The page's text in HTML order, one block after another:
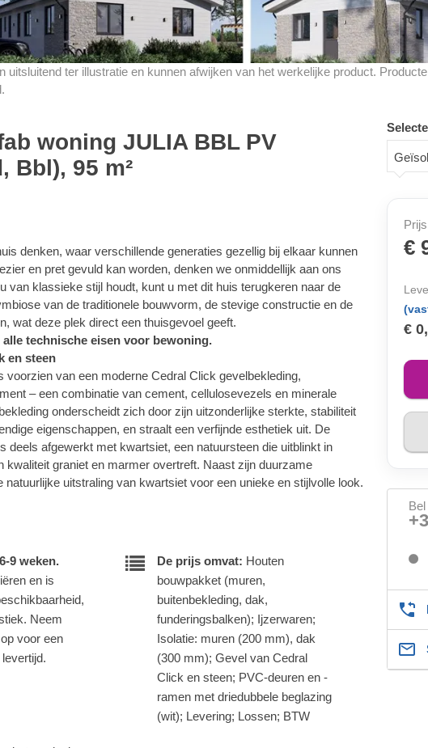
uitsluitend ter illustratie en kunnen afwijken van het werkelijke product.
woning JULIA BBL PV
Bbl), 95 m²
denken, waar verschillende generaties gezellig bij elkaar kunnen
en pret gevuld kan worden, denken we onmiddellijk aan ons
van klassieke stijl houdt, kunt u met dit huis terugkeren naar de
van de traditionele bouwvorm, de stevige constructie en de
wat deze plek direct een thuisgevoel geeft.
technische eisen voor bewoning.
en steen
voorzien van een moderne Cedral Click gevelbekleding,
– een combinatie van cement, cellulosevezels en minerale
onderscheidt zich door zijn uitzonderlijke sterkte, stabiliteit
eigenschappen, en straalt een verfijnde esthetiek uit. De
deels afgewerkt met kwartsiet, een natuursteen die uitblinkt in
kwaliteit graniet en marmer overtreft. Naast zijn duurzame
natuurlijke uitstraling van kwartsiet voor een unieke en stijlvolle look.
9 weken.
en is
Neem
voor een
De prijs omvat: Houten
bouwpakket (muren,
buitenbekleding, dak,
funderingsbalken); Ijzerwaren;
Isolatie: muren (200 mm), dak
(300 mm); Gevel van Cedral
Click en steen; PVC-deuren en -
ramen met driedubbele beglazing
(wit); Levering; Lossen; BTW
€
€